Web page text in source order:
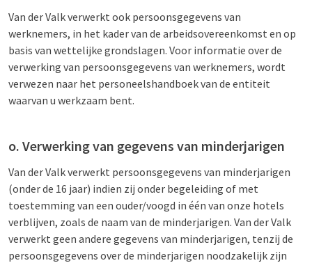
Van der Valk verwerkt ook persoonsgegevens van
werknemers, in het kader van de arbeidsovereenkomst en op
basis van wettelijke grondslagen. Voor informatie over de
verwerking van persoonsgegevens van werknemers, wordt
verwezen naar het personeelshandboek van de entiteit
waarvan u werkzaam bent.
o. Verwerking van gegevens van minderjarigen
Van der Valk verwerkt persoonsgegevens van minderjarigen
(onder de 16 jaar) indien zij onder begeleiding of met
toestemming van een ouder/voogd in één van onze hotels
verblijven, zoals de naam van de minderjarigen. Van der Valk
verwerkt geen andere gegevens van minderjarigen, tenzij de
persoonsgegevens over de minderjarigen noodzakelijk zijn